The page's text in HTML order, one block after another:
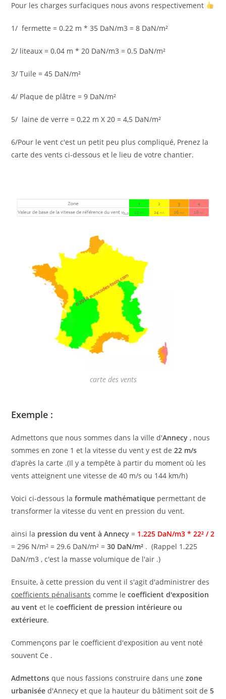
Pour les charges surfaciques nous avons respectivement
1/ fermette = 0.22 m * 35 DaN/m3 = 8 DaN/m²
2/ liteaux = 0.04 m * 20 DaN/m3 = 0.5 DaN/m²
3/ Tuile = 45 DaN/m²
4/ Plaque de plâtre = 9 DaN/m²
5/ laine de verre = 0,22 m X 20 = 4,5 DaN/m²
6/Pour le vent c'est un petit peu plus compliqué, Prenez la
carte des vents ci-dessous et le lieu de votre chantier.
carte des vents
Exemple :
Admettons que nous sommes dans la ville d'Annecy, nous
sommes en zone 1 et la vitesse du vent y est de22 m/s
d’après la carte .(Il y a tempête à partir du moment où les
vents atteignent une vitesse de 40 m/s ou 144 km/h)
Voici ci-dessous laformule mathématique permettant de
transformer la vitesse du vent en pression du vent.
ainsi la pression du vent à Annecy = 1.225 DaN/m3 * 22² / 2
= 296 N/m² = 29.6 DaN/m² =30 DaN/m² . (Rappel 1.225
DaN/m3 , c'est la masse volumique de l'air .)
Ensuite, à cette pression du vent il s'agit d'administrer des
coefficients pénalisants comme lecoefficient d'exposition
au ventet lecoefficient de pression intérieure ou
extérieure.
Commençons par le coefficient d'exposition au vent noté
souvent Ce .
Admettonsque nous fassions construire dans unezone
urbaniséed'Annecy et que la hauteur du bâtiment soit de5